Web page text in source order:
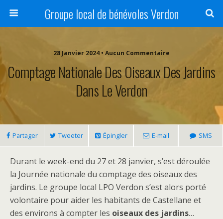
Groupe local de bénévoles Verdon
28 Janvier 2024 • Aucun Commentaire
Comptage Nationale Des Oiseaux Des Jardins
Dans Le Verdon
Partager Tweeter Épingler E-mail SMS
Durant le week-end du 27 et 28 janvier, s’est déroulée
la Journée nationale du comptage des oiseaux des
jardins. Le groupe local LPO Verdon s’est alors porté
volontaire pour aider les habitants de Castellane et
des environs à compter les oiseaux des jardins…